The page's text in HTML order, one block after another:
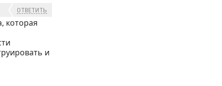
ОТВЕТИТЬ
которая
и